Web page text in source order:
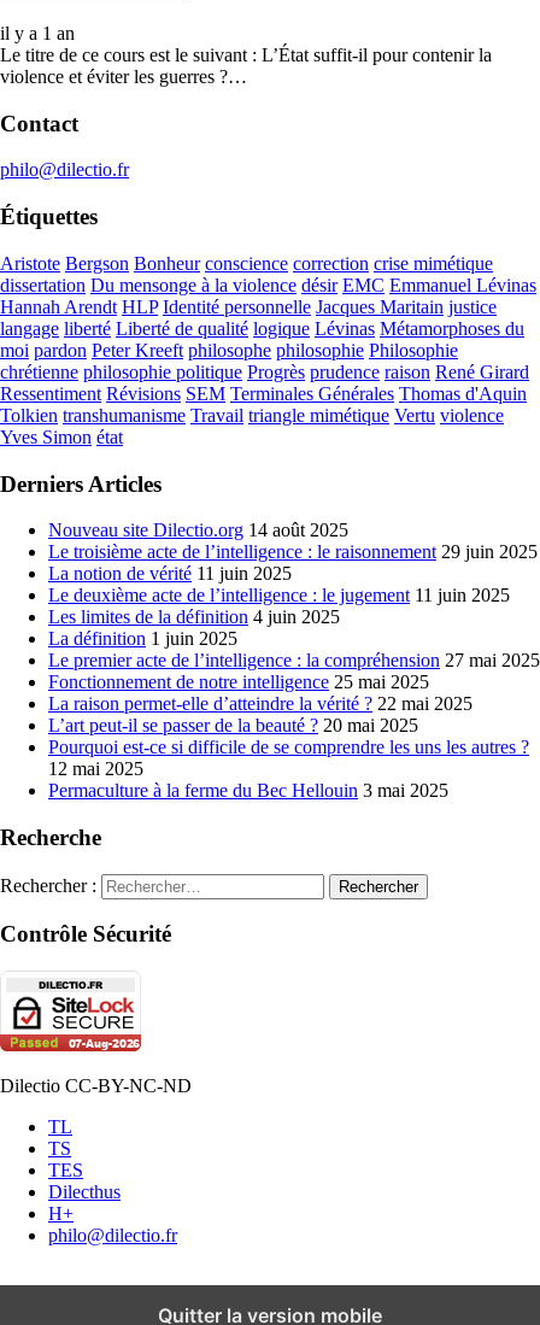
il y a 1 an
Le titre de ce cours est le suivant : L’État suffit-il pour contenir la
violence et éviter les guerres ?…
Contact
philo@dilectio.fr
Étiquettes
Aristote Bergson Bonheur conscience correction crise mimétique
dissertation Du mensonge à la violence désir EMC Emmanuel Lévinas
Hannah Arendt HLP Identité personnelle Jacques Maritain justice
langage liberté Liberté de qualité logique Lévinas Métamorphoses du
moi pardon Peter Kreeft philosophe philosophie Philosophie
chrétienne philosophie politique Progrès prudence raison René Girard
Ressentiment Révisions SEM Terminales Générales Thomas d'Aquin
Tolkien transhumanisme Travail triangle mimétique Vertu violence
Yves Simon état
Derniers Articles
Nouveau site Dilectio.org 14 août 2025
Le troisième acte de l’intelligence : le raisonnement 29 juin 2025
La notion de vérité 11 juin 2025
Le deuxième acte de l’intelligence : le jugement 11 juin 2025
Les limites de la définition 4 juin 2025
La définition 1 juin 2025
Le premier acte de l’intelligence : la compréhension 27 mai 2025
Fonctionnement de notre intelligence 25 mai 2025
La raison permet-elle d’atteindre la vérité ? 22 mai 2025
L’art peut-il se passer de la beauté ? 20 mai 2025
Pourquoi est-ce si difficile de se comprendre les uns les autres ?
12 mai 2025
Permaculture à la ferme du Bec Hellouin 3 mai 2025
Recherche
Rechercher :
Contrôle Sécurité
Dilectio CC-BY-NC-ND
TL
TS
TES
Dilecthus
H+
philo@dilectio.fr
Quitter la version mobile